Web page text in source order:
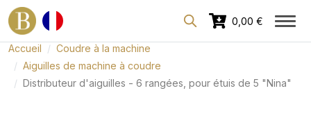
Espace dédié aux professionnels
0,00 €
Accueil
Coudre à la machine
Aiguilles de machine à coudre
Distributeur d'aiguilles - 6 rangées, pour étuis de 5 "Nina"